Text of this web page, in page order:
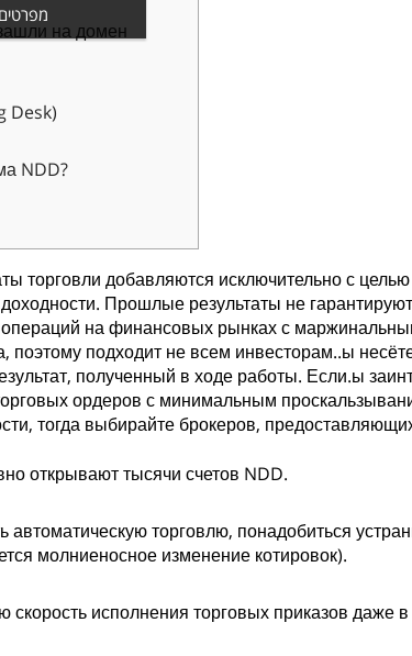
מפרטים
на домен
Desk)
NDD?
торговли добавляются исключительно с
Прошлые результаты не
на финансовых рынках с
поэтому подходит не всем инвесторам..ы
полученный в ходе работы. Если.ы
ордеров с минимальным
тогда выбирайте брокеров,
открывают тысячи счетов NDD.
автоматическую торговлю, понадобиться
молниеносное изменение котировок).
скорость исполнения торговых приказов даже